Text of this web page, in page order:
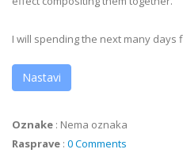
I will spending the next many days
Nastavi
Oznake : Nema oznaka
Rasprave : 0 Comments